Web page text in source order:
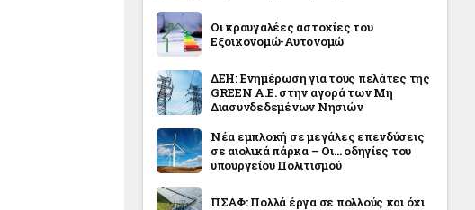
Οι κραυγαλέες αστοχίες του
Εξοικονομώ-Αυτονομώ
ΔΕΗ: Ενημέρωση για τους πελάτες της
GREEN A.E. στην αγορά των Μη
Διασυνδεδεμένων Νησιών
Νέα εμπλοκή σε μεγάλες επενδύσεις
σε αιολικά πάρκα – Οι… οδηγίες του
υπουργείου Πολιτισμού
ΠΣΑΦ: Πολλά έργα σε πολλούς και όχι